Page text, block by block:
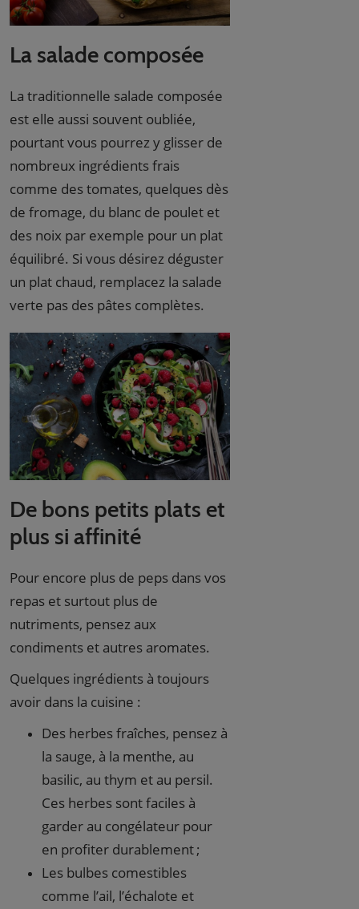
La salade composée
La traditionnelle salade composée
est elle aussi souvent oubliée,
pourtant vous pourrez y glisser de
nombreux ingrédients frais
comme des tomates, quelques dès
de fromage, du blanc de poulet et
des noix par exemple pour un plat
équilibré. Si vous désirez déguster
un plat chaud, remplacez la salade
verte pas des pâtes complètes.
De bons petits plats et
plus si affinité
Pour encore plus de peps dans vos
repas et surtout plus de
nutriments, pensez aux
condiments et autres aromates.
Quelques ingrédients à toujours
avoir dans la cuisine :
Des herbes fraîches, pensez à
la sauge, à la menthe, au
basilic, au thym et au persil.
Ces herbes sont faciles à
garder au congélateur pour
en profiter durablement ;
Les bulbes comestibles
comme l’ail, l’échalote et